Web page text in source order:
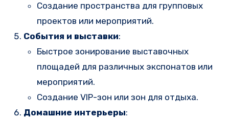
Создание пространства для групповых
проектов или мероприятий.
События и выставки:
Быстрое зонирование выставочных
площадей для различных экспонатов или
мероприятий.
Создание VIP-зон или зон для отдыха.
Домашние интерьеры: